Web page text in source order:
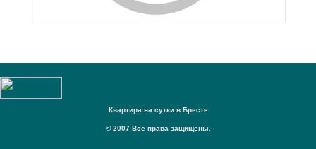
Квартира на сутки в Бресте
© 2007 Все права защищены.